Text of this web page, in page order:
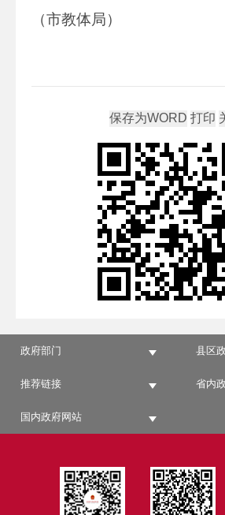
（市教体局）
政府部门 县区
推荐链接 省内
国内政府网站